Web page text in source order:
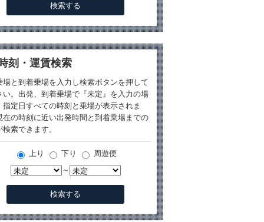
刻・運賃検索
場と到着乗場を入力し検索ボタンを押して
い。出発、到着乗場で『未定』を入力の場
指定日すべての時刻と乗場が表示されま
在の時刻に近い出発時間と到着乗場までの
索できます。
上り 下り
周遊便
～